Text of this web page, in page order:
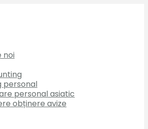
noi
personal
personal asiatic
obținere avize